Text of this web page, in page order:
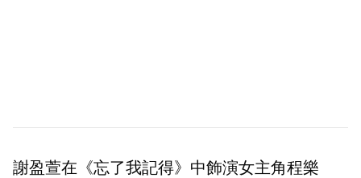
謝盈萱在《忘了我記得》中飾演女主角程樂